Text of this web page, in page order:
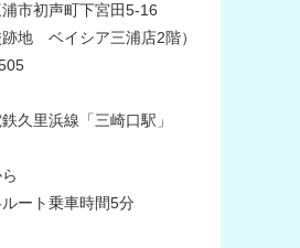
市初声町下宮田5-16
跡地 ベイシア三浦店2階）
久里浜線「三崎口駅」
ート乗車時間5分